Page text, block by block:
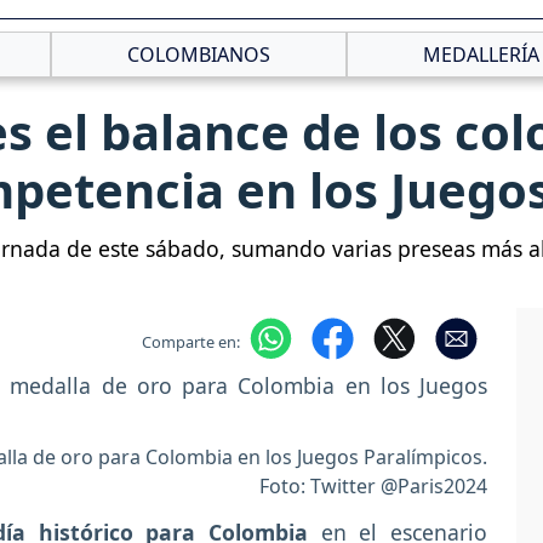
COLOMBIANOS MEDALLERÍA
el balance de los
en los
de este sábado, sumando varias preseas más
Comparte en:
de oro para Colombia en los Juegos Paralímpicos.
Foto: Twitter @Paris2024
histórico para Colombia en el escenario